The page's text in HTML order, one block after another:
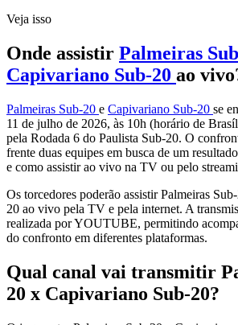
Veja isso
Onde assistir Palmeiras
Capivariano Sub-20 ao
Palmeiras Sub-20 e Capivariano Sub-20 se
11 de julho de 2026, às 10h (horário de
pela Rodada 6 do Paulista Sub-20. O
frente duas equipes em busca de um
e como assistir ao vivo na TV ou pelo
Os torcedores poderão assistir Palmeiras
20 ao vivo pela TV e pela internet. A
realizada por YOUTUBE, permitindo
do confronto em diferentes plataformas.
Qual canal vai transmitir
20 x Capivariano Sub-20?